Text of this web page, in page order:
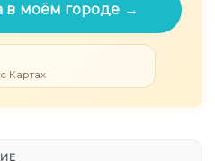
в моём городе →
Картах